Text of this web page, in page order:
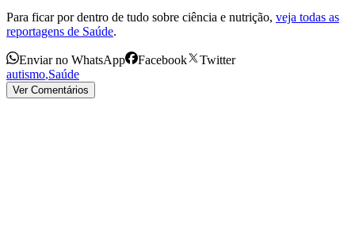
Para ficar por dentro de tudo sobre ciência e nutrição, veja todas as
reportagens de Saúde.
Enviar no WhatsApp Facebook
Twitter
autismo,Saúde
Ver Comentários